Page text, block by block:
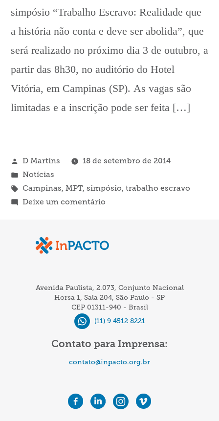
simpósio “Trabalho Escravo: Realidade que
a história não conta e deve ser abolida”, que
será realizado no próximo dia 3 de outubro, a
partir das 8h30, no auditório do Hotel
Vitória, em Campinas (SP). As vagas são
limitadas e a inscrição pode ser feita […]
Publicado
por
D Martins
18 de setembro de 2014
Publicado
em
Notícias
Tags:
Campinas, MPT, simpósio, trabalho escravo
Deixe um comentárioem
simpósio
escravo
em
Campinas
Avenida Paulista, 2.073, Conjunto Nacional
Horsa 1, Sala 204, São Paulo - SP
CEP 01311-940 - Brasil
(11) 9 4512 8221
Contato para Imprensa:
contato@inpacto.org.br